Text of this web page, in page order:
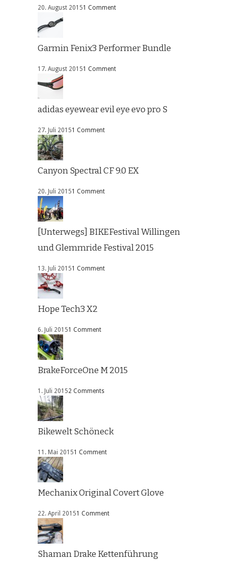
20. August 20151 Comment
Garmin Fenix3 Performer Bundle
17. August 20151 Comment
adidas eyewear evil eye evo pro S
27. Juli 20151 Comment
Canyon Spectral CF 9.0 EX
20. Juli 20151 Comment
[Unterwegs] BIKEFestival Willingen
und Glemmride Festival 2015
13. Juli 20151 Comment
Hope Tech3 X2
6. Juli 20151 Comment
BrakeForceOne M 2015
1. Juli 20152 Comments
Bikewelt Schöneck
11. Mai 20151 Comment
Mechanix Original Covert Glove
22. April 20151 Comment
Shaman Drake Kettenführung